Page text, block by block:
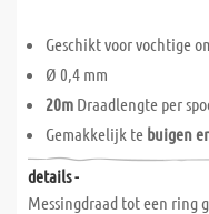
Geschikt voor vochtige
Ø 0,4 mm
20m Draadlengte per
Gemakkelijk te buigen
details -
Messingdraad tot een ring